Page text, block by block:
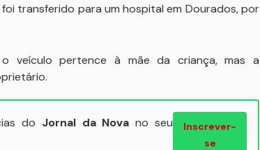
transferido para um hospital em Dourados, por
veículo pertence à mãe da criança, mas a
do Jornal da Nova no seu
Inscrever-
se